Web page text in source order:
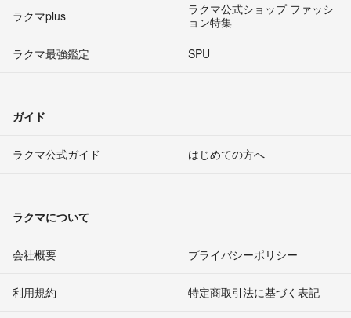
ラクマplus
ラクマ公式ショップ ファッシ
ョン特集
ラクマ最強鑑定
SPU
ガイド
ラクマ公式ガイド はじめての方へ
ラクマについて
会社概要 プライバシーポリシー
利用規約 特定商取引法に基づく表記